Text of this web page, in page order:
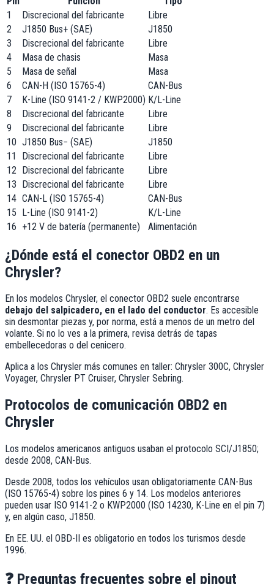
1
Discrecional del fabricante
Libre
2
J1850 Bus+ (SAE)
J1850
3
Discrecional del fabricante
Libre
4
Masa de chasis
Masa
5
Masa de señal
Masa
6
CAN-H (ISO 15765-4)
CAN-Bus
7
K-Line (ISO 9141-2 / KWP2000) K/L-Line
8
Discrecional del fabricante
Libre
9
Discrecional del fabricante
Libre
10 J1850 Bus− (SAE)
J1850
11
Discrecional del fabricante
Libre
12 Discrecional del fabricante
Libre
13 Discrecional del fabricante
Libre
14 CAN-L (ISO 15765-4)
CAN-Bus
15 L-Line (ISO 9141-2)
K/L-Line
16 +12 V de batería (permanente) Alimentación
¿Dónde está el conector OBD2 en un
Chrysler?
En los modelos Chrysler, el conector OBD2 suele encontrarse
debajo del salpicadero, en el lado del conductor. Es accesible
sin desmontar piezas y, por norma, está a menos de un metro del
volante. Si no lo ves a la primera, revisa detrás de tapas
embellecedoras o del cenicero.
Aplica a los Chrysler más comunes en taller: Chrysler 300C, Chrysler
Voyager, Chrysler PT Cruiser, Chrysler Sebring.
Protocolos de comunicación OBD2 en
Chrysler
Los modelos americanos antiguos usaban el protocolo SCI/J1850;
desde 2008, CAN-Bus.
Desde 2008, todos los vehículos usan obligatoriamente CAN-Bus
(ISO 15765-4) sobre los pines 6 y 14. Los modelos anteriores
pueden usar ISO 9141-2 o KWP2000 (ISO 14230, K-Line en el pin 7)
y, en algún caso, J1850.
En EE. UU. el OBD-II es obligatorio en todos los turismos desde
1996.
❓ Preguntas frecuentes sobre el pinout